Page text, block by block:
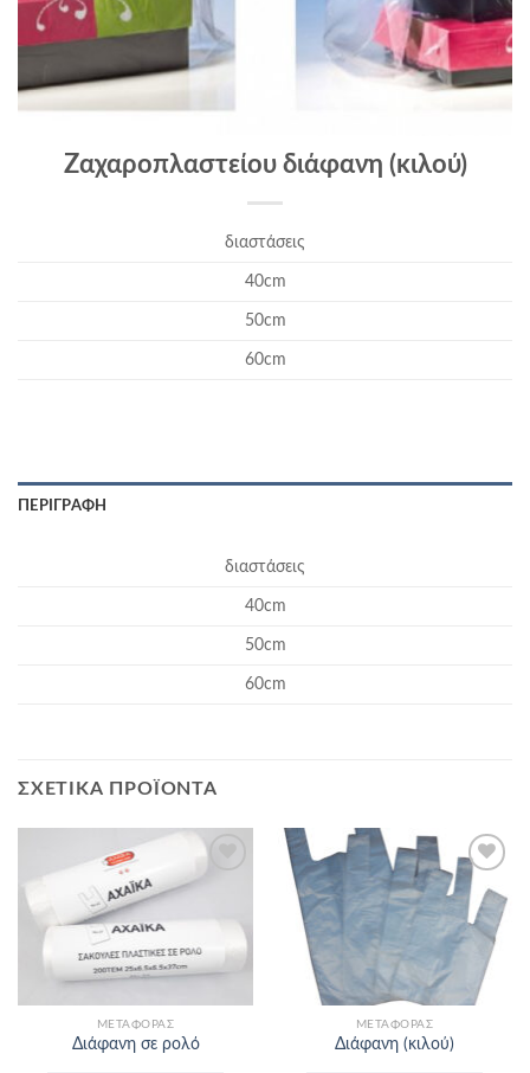
Ζαχαροπλαστείου διάφανη (κιλού)
διαστάσεις
40cm
50cm
60cm
ΠΕΡΙΓΡΑΦΉ
διαστάσεις
40cm
50cm
60cm
ΣΧΕΤΙΚΆ ΠΡΟΪΌΝΤΑ
Wishlist
ΜΕΤΑΦΟΡΆΣ
Διάφανη σε ρολό
Add to
Wishlist
ΜΕΤΑΦΟΡΆΣ
Διάφανη (κιλού)